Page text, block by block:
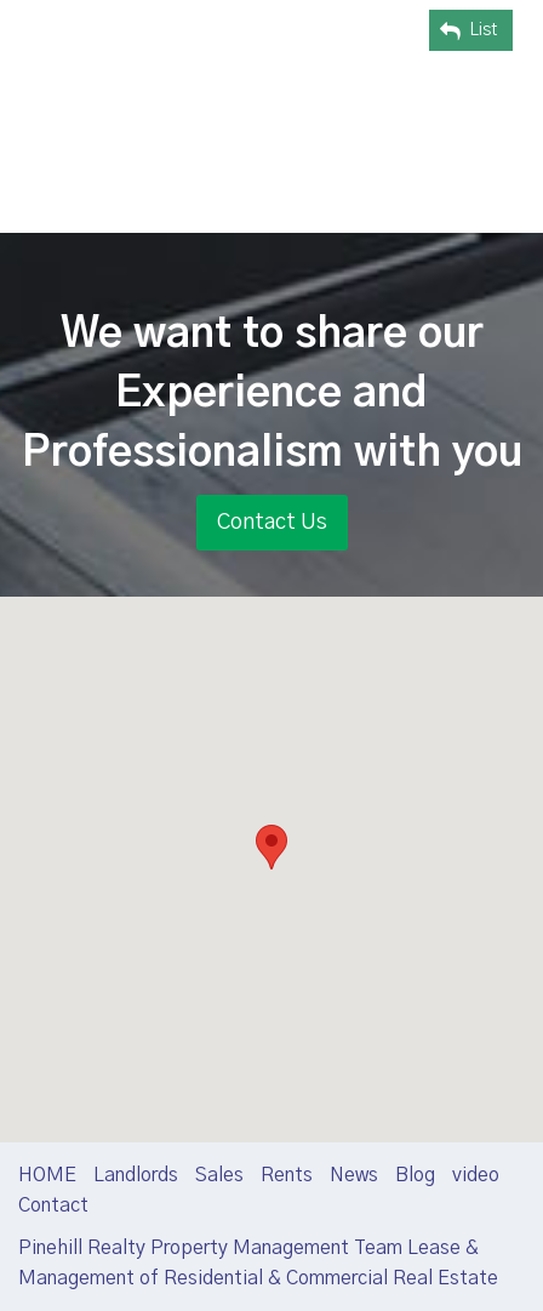
List
We want to share our
Experience and
Professionalism with you
Contact Us
HOME Landlords Sales Rents News Blog
video
Contact
Pinehill Realty Property Management Team Lease &
Management of Residential & Commercial Real Estate